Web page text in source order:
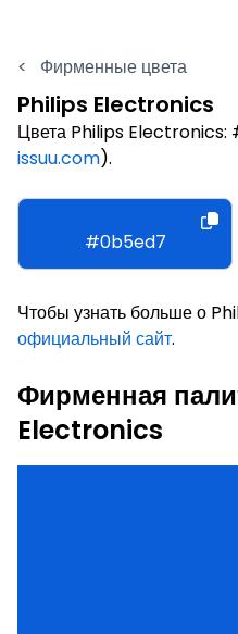
< Фирменные цвета
Philips Electronics
Цвета Philips
issuu.com).
#0b5ed7
Чтобы узнать больше о
официальный сайт.
Фирменная
Electronics